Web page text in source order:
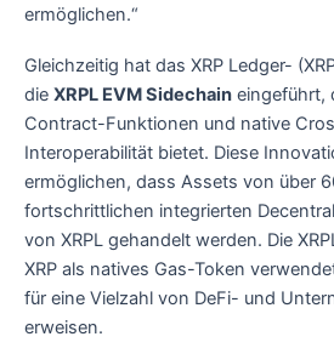
ermöglichen.“
Gleichzeitig hat das XRP Ledger-
die XRPL EVM Sidechain eingeführt,
Contract-Funktionen und native
Interoperabilität bietet. Diese
ermöglichen, dass Assets von über
fortschrittlichen integrierten
von XRPL gehandelt werden. Die
XRP als natives Gas-Token
für eine Vielzahl von DeFi- und
erweisen.